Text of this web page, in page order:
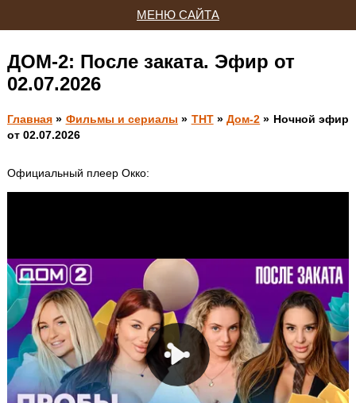
ДОМ-2: После заката. Эфир от
02.07.2026
Главная» Фильмы и сериалы » ТНТ»Дом-2 » Ночной эфир
от 02.07.2026
Официальный плеер Окко:
МЕНЮ САЙТА